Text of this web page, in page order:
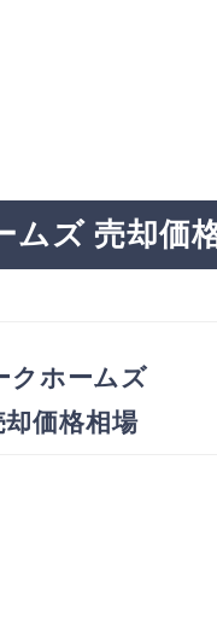
ムズ 売却価
クホームズ
価格相場